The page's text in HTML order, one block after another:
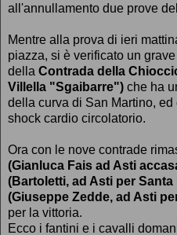
all'annullamento due prove
Mentre alla prova di ieri
piazza, si è verificato un
della Contrada della
Villella "Sgaibarre") che ha
della curva di San Martino,
shock cardio circolatorio.
Ora con le nove contrade
(Gianluca Fais ad Asti
(Bartoletti, ad Asti per
(Giuseppe Zedde, ad Asti
per la vittoria.
Ecco i fantini e i cavalli